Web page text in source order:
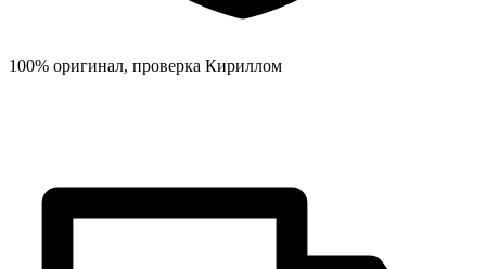
100% оригинал, проверка Кириллом